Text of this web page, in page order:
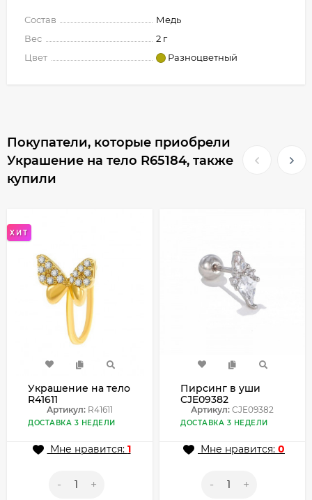
Состав
Медь
Вес
2 г
Цвет
Разноцветный
Покупатели, которые приобрели
Украшение на тело R65184, также
купили
ХИТ
Украшение на тело
R41611
Артикул: R41611
ДОСТАВКА 3 НЕДЕЛИ
Мне нравится: 1
- +
Пирсинг в уши
CJE09382
Артикул: CJE09382
ДОСТАВКА 3 НЕДЕЛИ
Мне нравится: 0
- +